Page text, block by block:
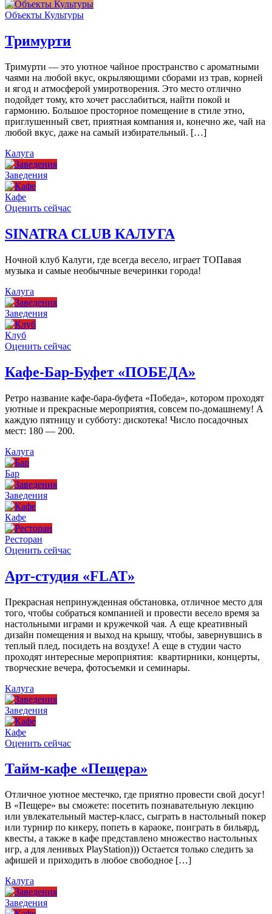
Объекты Культуры
Тримурти
Тримурти — это уютное чайное пространство с ароматными
чаями на любой вкус, окрыляющими сборами из трав, корней
и ягод и атмосферой умиротворения. Это место отлично
подойдет тому, кто хочет расслабиться, найти покой и
гармонию. Большое просторное помещение в стиле этно,
приглушенный свет, приятная компания и, конечно же, чай на
любой вкус, даже на самый избирательный. […]
Калуга
Заведения
Кафе
Оценить сейчас
SINATRA CLUB КАЛУГА
Ночной клуб Калуги, где всегда весело, играет ТОПавая
музыка и самые необычные вечеринки города!
Калуга
Заведения
Клуб
Оценить сейчас
Кафе-Бар-Буфет «ПОБЕДА»
Ретро название кафе-бара-буфета «Победа», котором проходят
уютные и прекрасные мероприятия, совсем по-домашнему! А
каждую пятницу и субботу: дискотека! Число посадочных
мест: 180 — 200.
Калуга
Бар
Заведения
Кафе
Ресторан
Оценить сейчас
Арт-студия «FLAT»
Прекрасная непринужденная обстановка, отличное место для
того, чтобы собраться компанией и провести весело время за
настольными играми и кружечкой чая. А еще креативный
дизайн помещения и выход на крышу, чтобы, завернувшись в
теплый плед, посидеть на воздухе! А еще в студии часто
проходят интересные мероприятия: квартирники, концерты,
творческие вечера, фотосъемки и семинары.
Калуга
Заведения
Кафе
Оценить сейчас
Тайм-кафе «Пещера»
Отличное уютное местечко, где приятно провести свой досуг!
В «Пещере» вы сможете: посетить познавательную лекцию
или увлекательный мастер-класс, сыграть в настольный покер
или турнир по кикеру, попеть в караоке, поиграть в бильярд,
квесты, а также в кафе представлено множество настольных
игр, а для ленивых PlayStation))) Остается только следить за
афишей и приходить в любое свободное […]
Калуга
Заведения